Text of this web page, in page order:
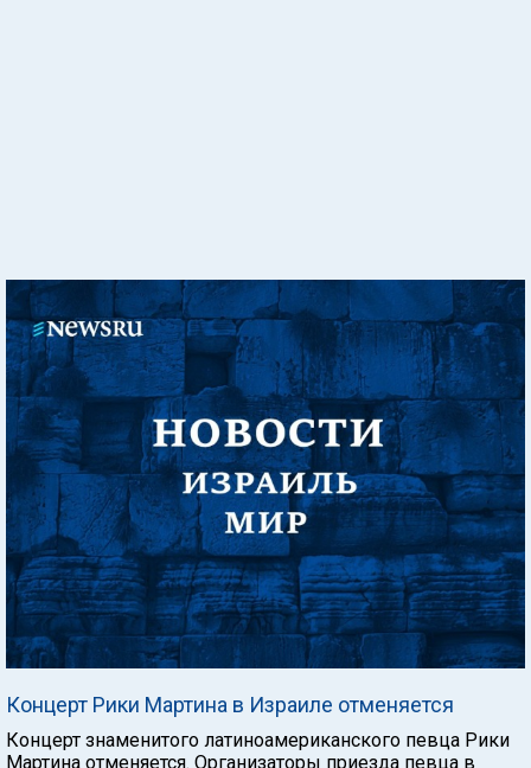
Концерт Рики Мартина в Израиле отменяется
Концерт знаменитого латиноамериканского певца Рики
Мартина отменяется. Организаторы приезда певца в